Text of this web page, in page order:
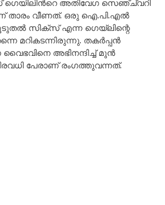
ഗെയിലിന്‍റെ അതിവേഗ സെഞ്ച്വറി
താരം വീണത്. ഒരു ഐ.പി.എൽ
സിക്സ് എന്ന ഗെയ്‌ലിന്റെ
മറികടന്നിരുന്നു. തകർപ്പൻ
അഭിനന്ദിച്ച് മുൻ
പേരാണ് രംഗത്തുവന്നത്.